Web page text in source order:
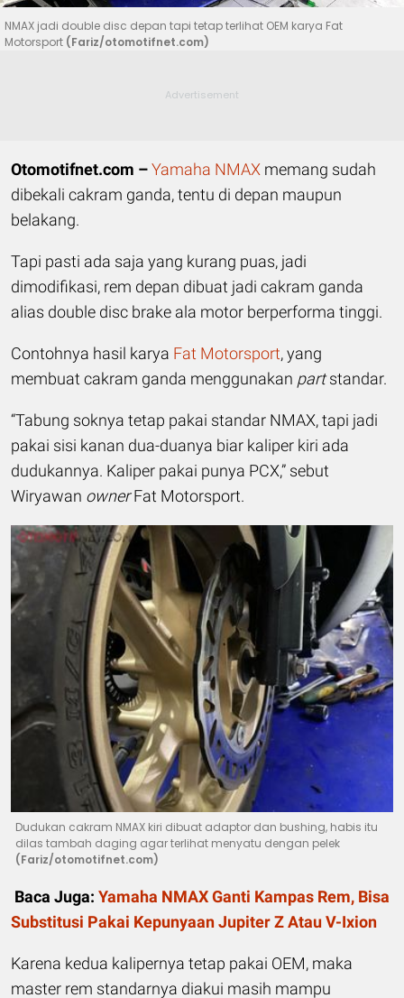
NMAX jadi double disc depan tapi tetap terlihat OEM karya Fat
Motorsport (Fariz/otomotifnet.com)
Otomotifnet.com –Yamaha NMAX memang sudah
dibekali cakram ganda, tentu di depan maupun
belakang.
Tapi pasti ada saja yang kurang puas, jadi
dimodifikasi, rem depan dibuat jadi cakram ganda
alias double disc brake ala motor berperforma tinggi.
Contohnya hasil karya Fat Motorsport, yang
membuat cakram ganda menggunakan partstandar.
“Tabung soknya tetap pakai standar NMAX, tapi jadi
pakai sisi kanan dua-duanya biar kaliper kiri ada
dudukannya. Kaliper pakai punya PCX,” sebut
Wiryawan ownerFat Motorsport.
Dudukan cakram NMAX kiri dibuat adaptor dan bushing, habis itu
dilas tambah daging agar terlihat menyatu dengan pelek
(Fariz/otomotifnet.com)
Baca Juga: Yamaha NMAX Ganti Kampas Rem, Bisa
Substitusi Pakai Kepunyaan Jupiter Z Atau V-Ixion
Karena kedua kalipernya tetap pakai OEM, maka
master rem standarnya diakui masih mampu